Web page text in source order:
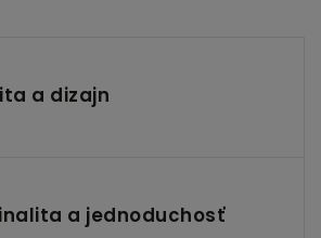
a dizajn
a jednoduchosť